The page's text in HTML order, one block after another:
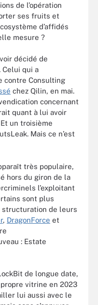
de l’opération
ses fruits et
d’affidés
mesure ?
décidé de
Celui qui a
contre Consulting
chez Qilin, en mai.
concernant
quant à lui avoir
un troisième
Mais ce n’est
très populaire,
hors du giron de la
l’exploitant
sont plus
structuration de leurs
, DragonForce et
: Estate
de longue date,
vitrine en 2023
lui aussi avec le